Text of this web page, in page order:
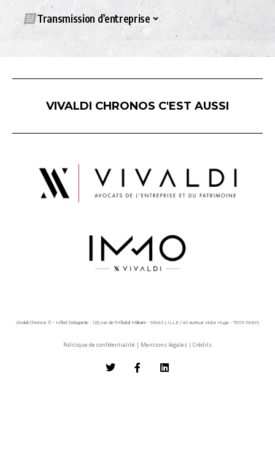
Transmission d’entreprise
VIVALDI CHRONOS C'EST AUSSI
Vivaldi Chronos © - Hôtel Delagarde - 120, rue de l'Hôpital Militaire - 59043 LILLE / 45 avenue Victor Hugo - 75116 PARIS
Politique de confidentialité | Mentions légales | Crédits